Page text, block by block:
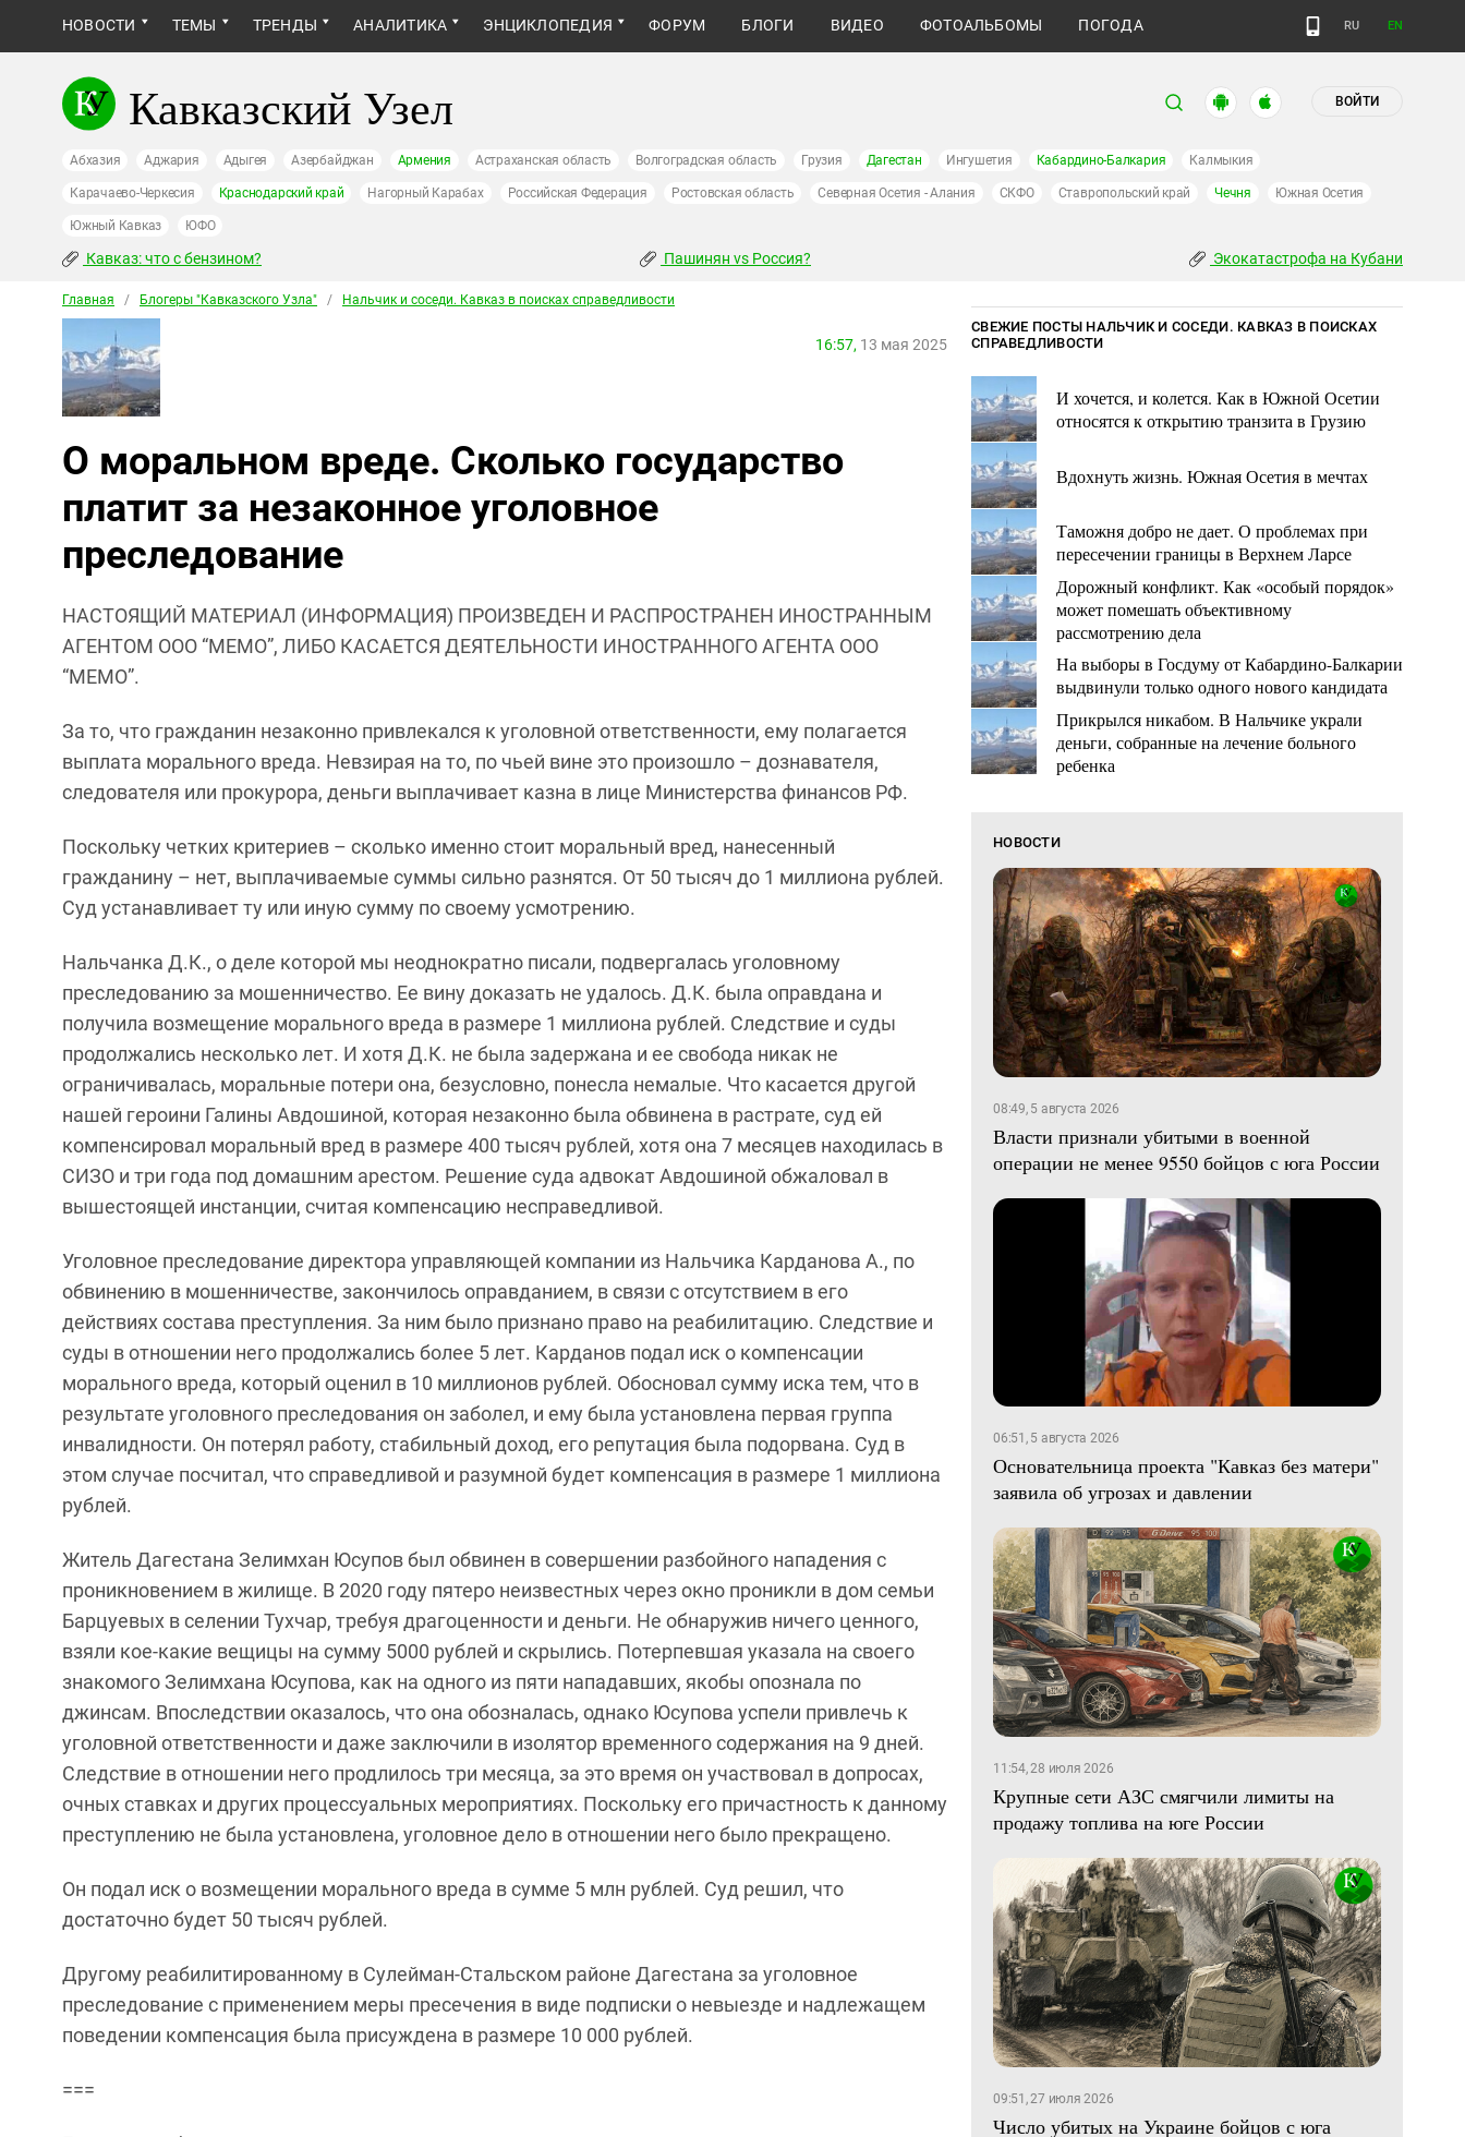
НОВОСТИ ТЕМЫ ТРЕНДЫ АНАЛИТИКА ЭНЦИКЛОПЕДИЯ ФОРУМ БЛОГИ ВИДЕО ФОТОАЛЬБОМЫ ПОГОДА RU EN
Кавказский Узел ВОЙТИ
Абхазия Аджария Адыгея Азербайджан Армения Астраханская область Волгоградская область Грузия Дагестан Ингушетия Кабардино-Балкария Калмыкия
Карачаево-Черкесия Краснодарский край Нагорный Карабах Российская Федерация Ростовская область Северная Осетия - Алания СКФО Ставропольский край Чечня Южная Осетия
Южный Кавказ ЮФО
Кавказ: что с бензином? Пашинян vs Россия? Экокатастрофа на Кубани
Главная / Блогеры "Кавказского Узла" / Нальчик и соседи. Кавказ в поисках справедливости
16:57, 13 мая 2025
О моральном вреде. Сколько государство
платит за незаконное уголовное
преследование
НАСТОЯЩИЙ МАТЕРИАЛ (ИНФОРМАЦИЯ) ПРОИЗВЕДЕН И РАСПРОСТРАНЕН ИНОСТРАННЫМ
АГЕНТОМ ООО “МЕМО”, ЛИБО КАСАЕТСЯ ДЕЯТЕЛЬНОСТИ ИНОСТРАННОГО АГЕНТА ООО
“МЕМО”.
За то, что гражданин незаконно привлекался к уголовной ответственности, ему полагается
выплата морального вреда. Невзирая на то, по чьей вине это произошло – дознавателя,
следователя или прокурора, деньги выплачивает казна в лице Министерства финансов РФ.
Поскольку четких критериев – сколько именно стоит моральный вред, нанесенный
гражданину – нет, выплачиваемые суммы сильно разнятся. От 50 тысяч до 1 миллиона рублей.
Суд устанавливает ту или иную сумму по своему усмотрению.
Нальчанка Д.К., о деле которой мы неоднократно писали, подвергалась уголовному
преследованию за мошенничество. Ее вину доказать не удалось. Д.К. была оправдана и
получила возмещение морального вреда в размере 1 миллиона рублей. Следствие и суды
продолжались несколько лет. И хотя Д.К. не была задержана и ее свобода никак не
ограничивалась, моральные потери она, безусловно, понесла немалые. Что касается другой
нашей героини Галины Авдошиной, которая незаконно была обвинена в растрате, суд ей
компенсировал моральный вред в размере 400 тысяч рублей, хотя она 7 месяцев находилась в
СИЗО и три года под домашним арестом. Решение суда адвокат Авдошиной обжаловал в
вышестоящей инстанции, считая компенсацию несправедливой.
Уголовное преследование директора управляющей компании из Нальчика Карданова А., по
обвинению в мошенничестве, закончилось оправданием, в связи с отсутствием в его
действиях состава преступления. За ним было признано право на реабилитацию. Следствие и
суды в отношении него продолжались более 5 лет. Карданов подал иск о компенсации
морального вреда, который оценил в 10 миллионов рублей. Обосновал сумму иска тем, что в
результате уголовного преследования он заболел, и ему была установлена первая группа
инвалидности. Он потерял работу, стабильный доход, его репутация была подорвана. Суд в
этом случае посчитал, что справедливой и разумной будет компенсация в размере 1 миллиона
рублей.
Житель Дагестана Зелимхан Юсупов был обвинен в совершении разбойного нападения с
проникновением в жилище. В 2020 году пятеро неизвестных через окно проникли в дом семьи
Барцуевых в селении Тухчар, требуя драгоценности и деньги. Не обнаружив ничего ценного,
взяли кое-какие вещицы на сумму 5000 рублей и скрылись. Потерпевшая указала на своего
знакомого Зелимхана Юсупова, как на одного из пяти нападавших, якобы опознала по
джинсам. Впоследствии оказалось, что она обозналась, однако Юсупова успели привлечь к
уголовной ответственности и даже заключили в изолятор временного содержания на 9 дней.
Следствие в отношении него продлилось три месяца, за это время он участвовал в допросах,
очных ставках и других процессуальных мероприятиях. Поскольку его причастность к данному
преступлению не была установлена, уголовное дело в отношении него было прекращено.
Он подал иск о возмещении морального вреда в сумме 5 млн рублей. Суд решил, что
достаточно будет 50 тысяч рублей.
Другому реабилитированному в Сулейман-Стальском районе Дагестана за уголовное
преследование с применением меры пресечения в виде подписки о невыезде и надлежащем
поведении компенсация была присуждена в размере 10 000 рублей.
===
СВЕЖИЕ ПОСТЫ НАЛЬЧИК И СОСЕДИ. КАВКАЗ В ПОИСКАХ
СПРАВЕДЛИВОСТИ
И хочется, и колется. Как в Южной Осетии
относятся к открытию транзита в Грузию
Вдохнуть жизнь. Южная Осетия в мечтах
Таможня добро не дает. О проблемах при
пересечении границы в Верхнем Ларсе
Дорожный конфликт. Как «особый порядок»
может помешать объективному
рассмотрению дела
На выборы в Госдуму от Кабардино-Балкарии
выдвинули только одного нового кандидата
Прикрылся никабом. В Нальчике украли
деньги, собранные на лечение больного
ребенка
НОВОСТИ
08:49, 5 августа 2026
Власти признали убитыми в военной
операции не менее 9550 бойцов с юга России
06:51, 5 августа 2026
Основательница проекта "Кавказ без матери"
заявила об угрозах и давлении
11:54, 28 июля 2026
Крупные сети АЗС смягчили лимиты на
продажу топлива на юге России
09:51, 27 июля 2026
Число убитых на Украине бойцов с юга